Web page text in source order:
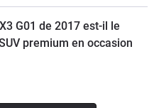
G01 de 2017 est-il le
premium en occasion